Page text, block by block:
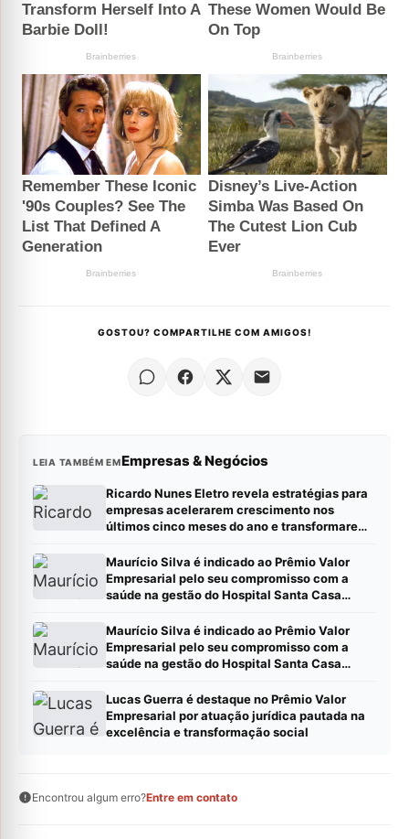
GOSTOU? COMPARTILHE COM AMIGOS!
LEIA TAMBÉM EMEmpresas & Negócios
Ricardo Nunes Eletro revela estratégias para
empresas acelerarem crescimento nos
últimos cinco meses do ano e transformarem
Maurício Silva é indicado ao Prêmio Valor
Empresarial pelo seu compromisso com a
saúde na gestão do Hospital Santa Casa
Maurício Silva é indicado ao Prêmio Valor
Empresarial pelo seu compromisso com a
saúde na gestão do Hospital Santa Casa
Lucas Guerra é destaque no Prêmio Valor
Empresarial por atuação jurídica pautada na
excelência e transformação social
Encontrou algum erro?Entre em contato